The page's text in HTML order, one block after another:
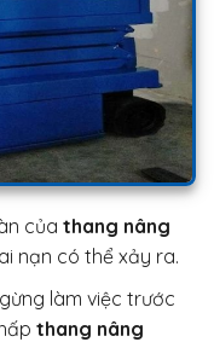
của thang nâng
nạn có thể xảy ra.
làm việc trước
thang nâng